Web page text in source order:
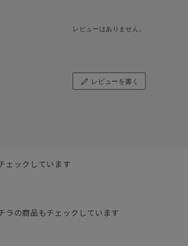
レビューはありません。
レビューを書く
ェックしています
ラの商品もチェックしています